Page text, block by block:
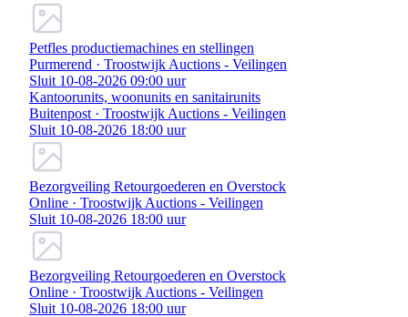
Petfles productiemachines en stellingen
Purmerend · Troostwijk Auctions - Veilingen
Sluit 10-08-2026 09:00 uur
Kantoorunits, woonunits en sanitairunits
Buitenpost · Troostwijk Auctions - Veilingen
Sluit 10-08-2026 18:00 uur
Bezorgveiling Retourgoederen en Overstock
Online · Troostwijk Auctions - Veilingen
Sluit 10-08-2026 18:00 uur
Bezorgveiling Retourgoederen en Overstock
Online · Troostwijk Auctions - Veilingen
Sluit 10-08-2026 18:00 uur